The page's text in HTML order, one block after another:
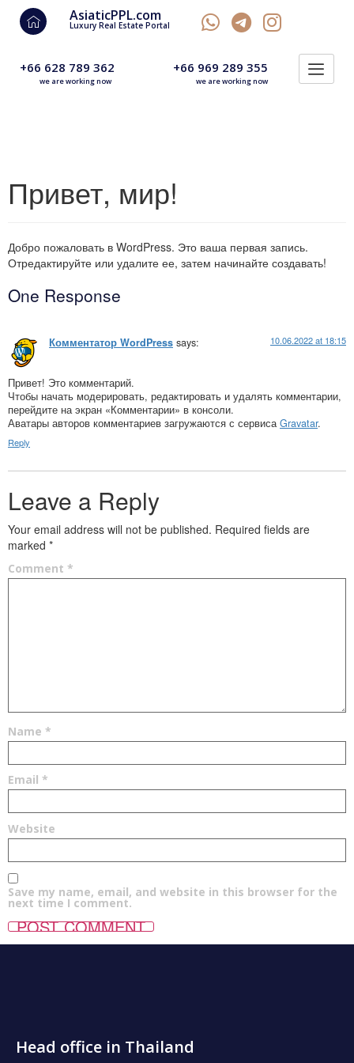
AsiaticPPL.com
Luxury Real Estate Portal
+66 628 789 362 +66 969 289 355
we are working now
we are working now
Привет, мир!
Добро пожаловать в WordPress. Это ваша первая запись.
Отредактируйте или удалите ее, затем начинайте создавать!
One Response
Комментатор WordPress says: 10.06.2022 at 18:15
Привет! Это комментарий.
Чтобы начать модерировать, редактировать и удалять комментарии,
перейдите на экран «Комментарии» в консоли.
Аватары авторов комментариев загружаются с сервисаGravatar.
Reply
Leave a Reply
Your email address will not be published. Required fields are
marked *
Comment *
Name *
Email *
Website
Save my name, email, and website in this browser for the
next time I comment.
Head office in Thailand